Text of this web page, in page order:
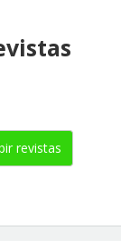
revistas